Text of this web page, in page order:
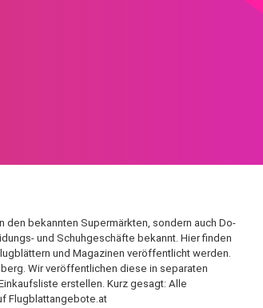
bekannten Supermärkten, sondern auch Do-
und Schuhgeschäfte bekannt. Hier finden
und Magazinen veröffentlicht werden.
Wir veröffentlichen diese in separaten
erstellen. Kurz gesagt: Alle
Flugblattangebote.at